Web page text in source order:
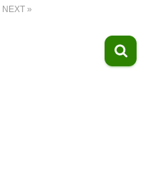
NEXT